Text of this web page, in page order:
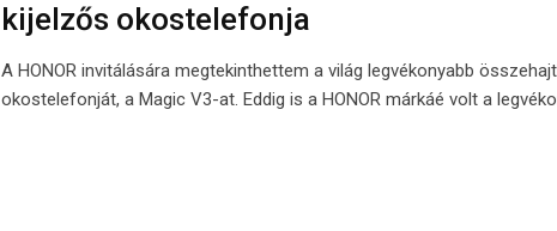
kijelzős okostelefonja
A HONOR invitálására megtekinthettem a világ legvékonyabb
okostelefonját, a Magic V3-at. Eddig is a HONOR márkáé volt a